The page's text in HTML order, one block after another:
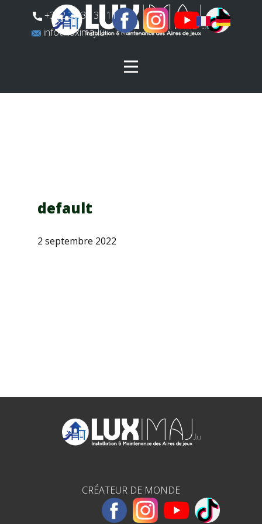
​+352 26 31 37 11
​info@luximaj.lu
default
2 septembre 2022
CRÉATEUR DE MONDE